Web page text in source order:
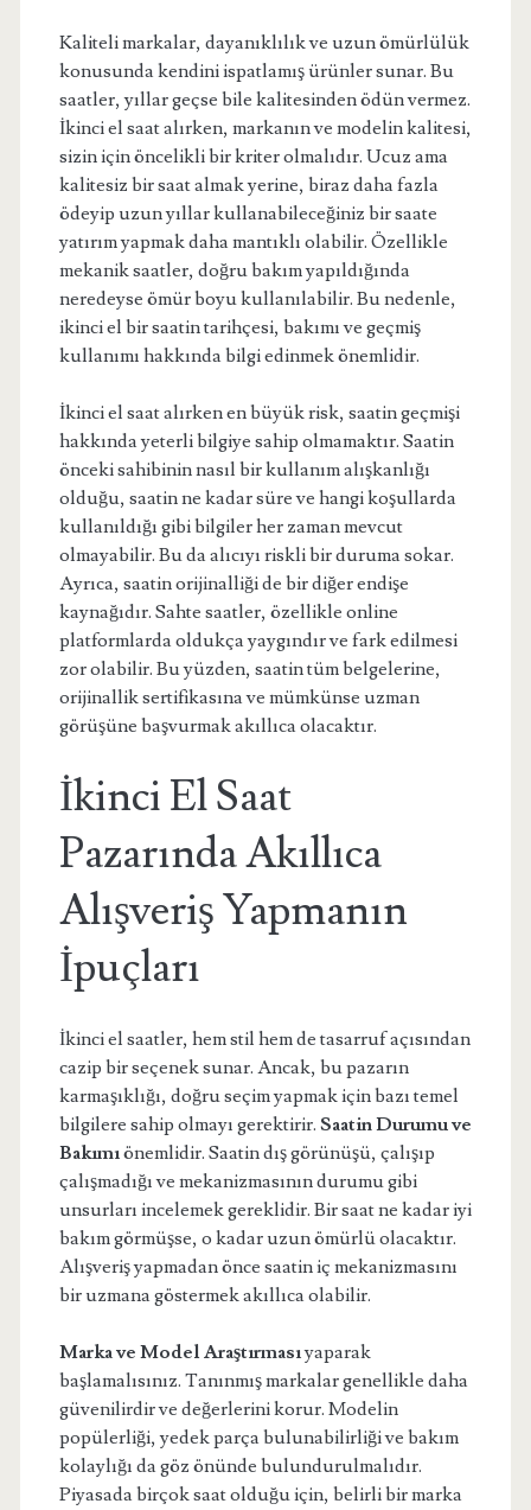
Kaliteli markalar, dayanıklılık ve uzun ömürlülük
konusunda kendini ispatlamış ürünler sunar. Bu
saatler, yıllar geçse bile kalitesinden ödün vermez.
İkinci el saat alırken, markanın ve modelin kalitesi,
sizin için öncelikli bir kriter olmalıdır. Ucuz ama
kalitesiz bir saat almak yerine, biraz daha fazla
ödeyip uzun yıllar kullanabileceğiniz bir saate
yatırım yapmak daha mantıklı olabilir. Özellikle
mekanik saatler, doğru bakım yapıldığında
neredeyse ömür boyu kullanılabilir. Bu nedenle,
ikinci el bir saatin tarihçesi, bakımı ve geçmiş
kullanımı hakkında bilgi edinmek önemlidir.
İkinci el saat alırken en büyük risk, saatin geçmişi
hakkında yeterli bilgiye sahip olmamaktır. Saatin
önceki sahibinin nasıl bir kullanım alışkanlığı
olduğu, saatin ne kadar süre ve hangi koşullarda
kullanıldığı gibi bilgiler her zaman mevcut
olmayabilir. Bu da alıcıyı riskli bir duruma sokar.
Ayrıca, saatin orijinalliği de bir diğer endişe
kaynağıdır. Sahte saatler, özellikle online
platformlarda oldukça yaygındır ve fark edilmesi
zor olabilir. Bu yüzden, saatin tüm belgelerine,
orijinallik sertifikasına ve mümkünse uzman
görüşüne başvurmak akıllıca olacaktır.
İkinci El Saat
Pazarında Akıllıca
Alışveriş Yapmanın
İpuçları
İkinci el saatler, hem stil hem de tasarruf açısından
cazip bir seçenek sunar. Ancak, bu pazarın
karmaşıklığı, doğru seçim yapmak için bazı temel
bilgilere sahip olmayı gerektirir. Saatin Durumu ve
Bakımıönemlidir. Saatin dış görünüşü, çalışıp
çalışmadığı ve mekanizmasının durumu gibi
unsurları incelemek gereklidir. Bir saat ne kadar iyi
bakım görmüşse, o kadar uzun ömürlü olacaktır.
Alışveriş yapmadan önce saatin iç mekanizmasını
bir uzmana göstermek akıllıca olabilir.
Marka ve Model Araştırmasıyaparak
başlamalısınız. Tanınmış markalar genellikle daha
güvenilirdir ve değerlerini korur. Modelin
popülerliği, yedek parça bulunabilirliği ve bakım
kolaylığı da göz önünde bulundurulmalıdır.
Piyasada birçok saat olduğu için, belirli bir marka